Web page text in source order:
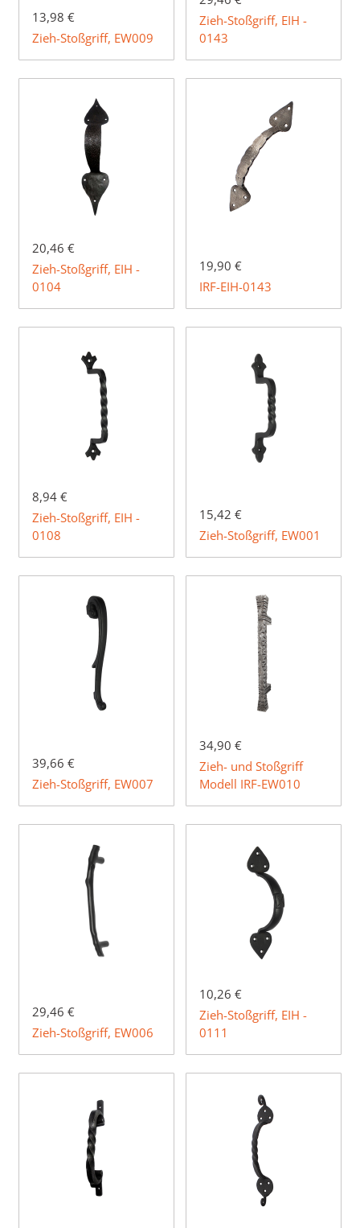
13,98 €
Zieh-Stoßgriff, EW009
Zieh-Stoßgriff, EIH -
0143
20,46 €
Zieh-Stoßgriff, EIH -
0104
19,90 €
IRF-EIH-0143
8,94 €
Zieh-Stoßgriff, EIH -
0108
15,42 €
Zieh-Stoßgriff, EW001
39,66 €
Zieh-Stoßgriff, EW007
34,90 €
Zieh- und Stoßgriff
Modell IRF-EW010
29,46 €
Zieh-Stoßgriff, EW006
10,26 €
Zieh-Stoßgriff, EIH -
0111